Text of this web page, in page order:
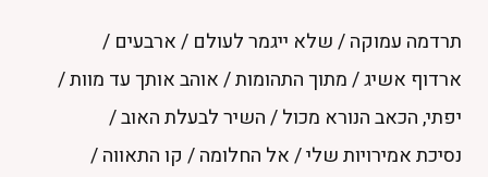
ספר אורחים
צרו קשר
תרדמה עמוקה/שלא ייגמר לעולם /ארבעים /
ארדוף אשיג/מתוך התהומות/אוהב אותך עד מוות/
יפתי, הכאב הנורא מכול/השיר לבעלת האוב/
נסיכת אמירויות שלי/אל החלומה/ קו התאווה/